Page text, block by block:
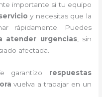
importante si tu equipo
y necesitas que la
rápidamente. Puedes
atender urgencias, sin
afectada.
garantizo respuestas
vuelva a trabajar en un